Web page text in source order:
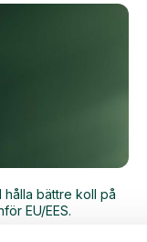
hålla bättre koll på
EU/EES.